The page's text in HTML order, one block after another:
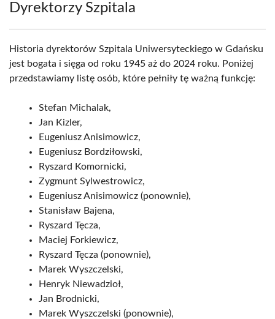
Dyrektorzy Szpitala
Historia dyrektorów Szpitala Uniwersyteckiego w Gdańsku
jest bogata i sięga od roku 1945 aż do 2024 roku. Poniżej
przedstawiamy listę osób, które pełniły tę ważną funkcję:
Stefan Michalak,
Jan Kizler,
Eugeniusz Anisimowicz,
Eugeniusz Bordziłowski,
Ryszard Komornicki,
Zygmunt Sylwestrowicz,
Eugeniusz Anisimowicz (ponownie),
Stanisław Bajena,
Ryszard Tęcza,
Maciej Forkiewicz,
Ryszard Tęcza (ponownie),
Marek Wyszczelski,
Henryk Niewadzioł,
Jan Brodnicki,
Marek Wyszczelski (ponownie),